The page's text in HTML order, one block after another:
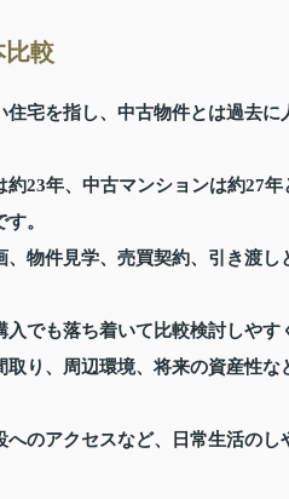
比較
宅を指し、中古物件とは過去
23年、中古マンションは約27
。
物件見学、売買契約、引き渡し
でも落ち着いて比較検討しやす
り、周辺環境、将来の資産性な
のアクセスなど、日常生活の